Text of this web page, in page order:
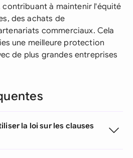
à maintenir l'équité
des achats de
commerciaux. Cela
une meilleure protection
de plus grandes entreprises
la loi sur les clauses